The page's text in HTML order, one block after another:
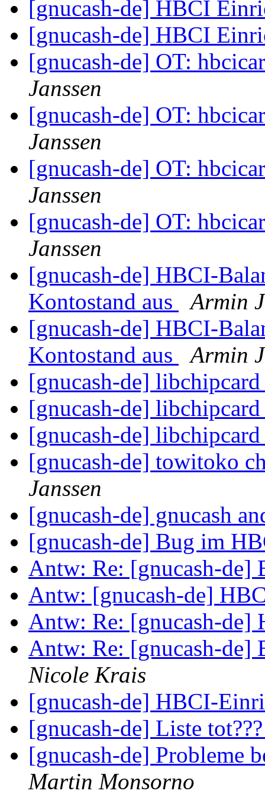
[gnucash-de] HBCI
[gnucash-de] HBCI
[gnucash-de] OT:
Janssen
[gnucash-de] OT:
Janssen
[gnucash-de] OT:
Janssen
[gnucash-de] OT:
Janssen
[gnucash-de] HBCI-
Kontostand aus
Armin
[gnucash-de] HBCI-
Kontostand aus
Armin
[gnucash-de]
[gnucash-de]
[gnucash-de]
[gnucash-de] towitoko
Janssen
[gnucash-de] gnucash
[gnucash-de] Bug im
Antw: Re: [gnucash-
Antw: [gnucash-de]
Antw: Re: [gnucash-
Antw: Re: [gnucash-
Nicole Krais
[gnucash-de] HBCI-
[gnucash-de] Liste
[gnucash-de] Probleme
Martin Monsorno